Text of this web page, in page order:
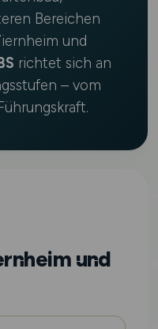
Bereichen
und
richtet sich an
– vom
und